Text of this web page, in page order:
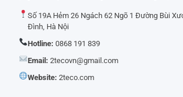
Số 19A Hẻm 26 Ngách 62 Ngõ 1 Đường Bùi
Đình, Hà Nội
Hotline: 0868 191 839
Email: 2tecovn@gmail.com
Website: 2teco.com